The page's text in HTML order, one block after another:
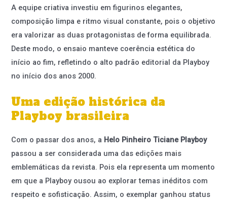
A equipe criativa investiu em figurinos elegantes,
composição limpa e ritmo visual constante, pois o objetivo
era valorizar as duas protagonistas de forma equilibrada.
Deste modo, o ensaio manteve coerência estética do
início ao fim, refletindo o alto padrão editorial da Playboy
no início dos anos 2000.
Uma edição histórica da
Playboy brasileira
Com o passar dos anos, a Helo Pinheiro Ticiane Playboy
passou a ser considerada uma das edições mais
emblemáticas da revista. Pois ela representa um momento
em que a Playboy ousou ao explorar temas inéditos com
respeito e sofisticação. Assim, o exemplar ganhou status